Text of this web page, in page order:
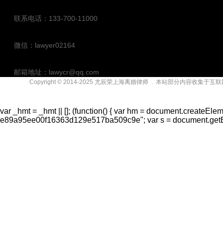
联系电话：133-700-11000
微信：lawyer02164
邮箱地址：lawycr@qq.com
Copyright © 2014-2025 尤辰荣上海离婚律师. 本站部分内容收集于互
var _hmt = _hmt || []; (function() { var hm =
e89a95ee00f16363d129e517ba509c9e"; var s =